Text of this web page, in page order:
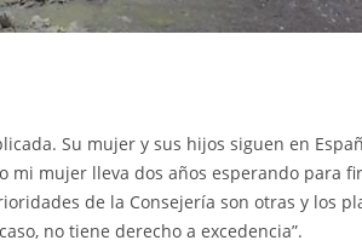
Su mujer y sus hijos siguen en
mujer lleva dos años esperando para
de la Consejería son otras y los
no tiene derecho a excedencia”.